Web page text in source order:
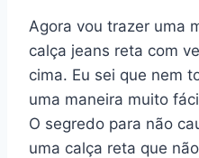
Agora vou trazer uma
calça jeans reta com
cima. Eu sei que nem
uma maneira muito
O segredo para não
uma calça reta que